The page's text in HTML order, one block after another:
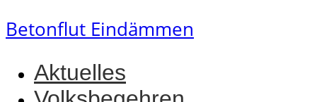
Betonflut Eindämmen
Aktuelles